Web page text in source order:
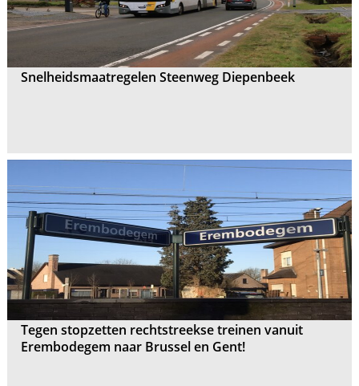
Snelheidsmaatregelen Steenweg Diepenbeek
Tegen stopzetten rechtstreekse treinen vanuit
Erembodegem naar Brussel en Gent!